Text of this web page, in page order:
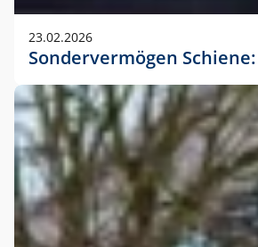
23.02.2026
Sondervermögen